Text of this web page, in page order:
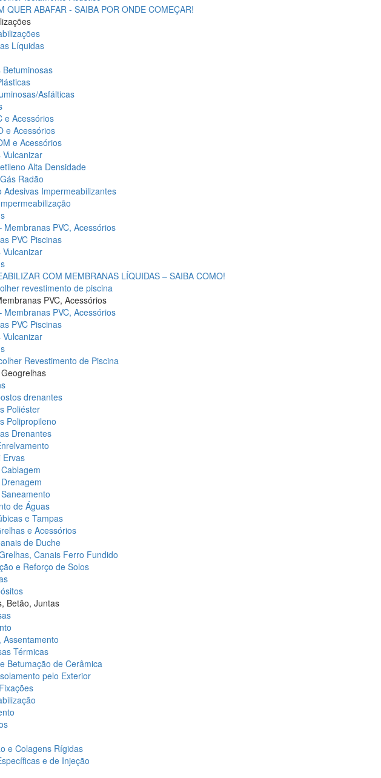
QUER ABAFAR - SAIBA POR ONDE COMEÇAR!
Líquidas
Betuminosas
Asfálticas
e Acessórios
e Acessórios
e Acessórios
Alta Densidade
Radão
Adesivas Impermeabilizantes
Membranas PVC, Acessórios
PVC Piscinas
COM MEMBRANAS LÍQUIDAS – SAIBA COMO!
revestimento de piscina
PVC, Acessórios
Membranas PVC, Acessórios
PVC Piscinas
Revestimento de Piscina
drenantes
Poliéster
Polipropileno
Drenantes
Ervas
de Águas
e Tampas
e Acessórios
de Duche
Canais Ferro Fundido
e Reforço de Solos
Betão, Juntas
Assentamento
Térmicas
Betumação de Cerâmica
pelo Exterior
e Colagens Rígidas
e de Injeção